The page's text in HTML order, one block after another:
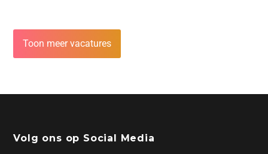
Toon meer vacatures
Volg ons op Social Media